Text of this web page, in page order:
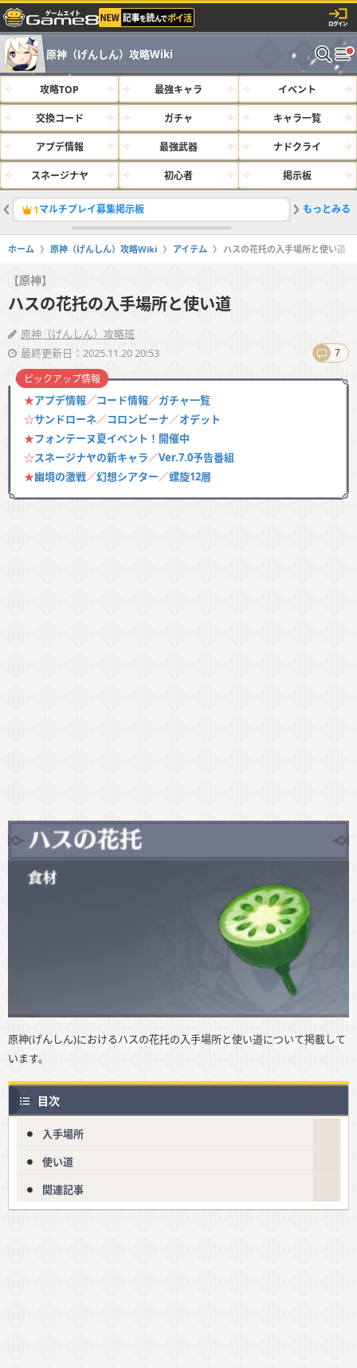
原神（げんしん）攻略Wiki
攻略TOP 最強キャラ イベント
交換コード ガチャ キャラ一覧
アプデ情報 最強武器 ナドクライ
スネージナヤ 初心者 掲示板
1マルチプレイ募集掲示板 2最強キ
もっとみる
ホーム 原神（げんしん）攻略Wiki アイテム ハスの花托の入手場所と使い道
【原神】
ハスの花托の入手場所と使い道
原神（げんしん）攻略班
最終更新日：2025.11.20 20:53
7
★アプデ情報／コード情報／ガチャ一覧
☆サンドローネ／コロンビーナ／オデット
★フォンテーヌ夏イベント！開催中
☆スネージナヤの新キャラ／Ver.7.0予告番組
★幽境の激戦／幻想シアター／螺旋12層
ピックアップ情報
原神(げんしん)におけるハスの花托の入手場所と使い道について掲載して
います。
目次
入手場所
使い道
関連記事